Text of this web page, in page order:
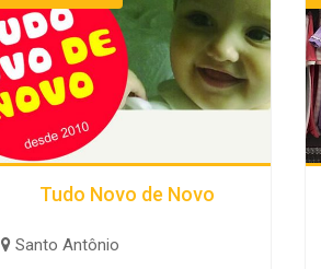
Tudo Novo de Novo
Santo Antônio